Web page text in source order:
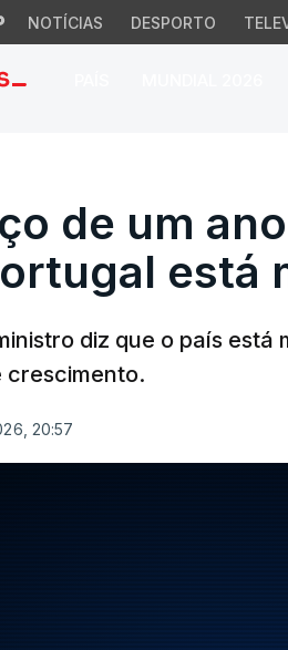
NOTÍCIAS DESPORTO
de um
de um
está
diz que o país está
crescimento.
20:57